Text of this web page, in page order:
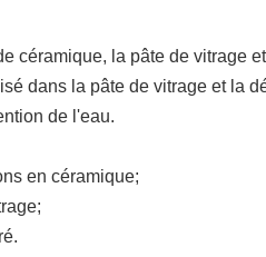
céramique, la pâte de vitrage
dans la pâte de vitrage et la
de l'eau.
en céramique;